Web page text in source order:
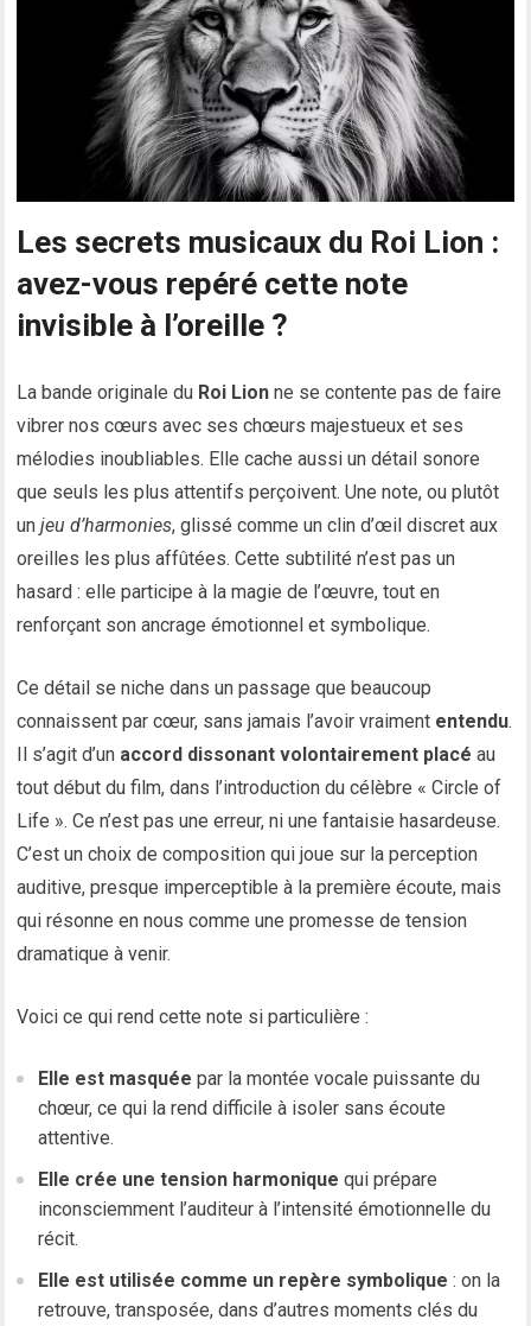
Les secrets musicaux du Roi Lion :
avez-vous repéré cette note
invisible à l’oreille ?
La bande originale du Roi Lion ne se contente pas de faire
vibrer nos cœurs avec ses chœurs majestueux et ses
mélodies inoubliables. Elle cache aussi un détail sonore
que seuls les plus attentifs perçoivent. Une note, ou plutôt
unjeu d’harmonies, glissé comme un clin d’œil discret aux
oreilles les plus affûtées. Cette subtilité n’est pas un
hasard : elle participe à la magie de l’œuvre, tout en
renforçant son ancrage émotionnel et symbolique.
Ce détail se niche dans un passage que beaucoup
connaissent par cœur, sans jamais l’avoir vraiment entendu.
Il s’agit d’un accord dissonant volontairement placé au
tout début du film, dans l’introduction du célèbre « Circle of
Life ». Ce n’est pas une erreur, ni une fantaisie hasardeuse.
C’est un choix de composition qui joue sur la perception
auditive, presque imperceptible à la première écoute, mais
qui résonne en nous comme une promesse de tension
dramatique à venir.
Voici ce qui rend cette note si particulière :
Elle est masquée par la montée vocale puissante du
chœur, ce qui la rend difficile à isoler sans écoute
attentive.
Elle crée une tension harmonique qui prépare
inconsciemment l’auditeur à l’intensité émotionnelle du
récit.
Elle est utilisée comme un repère symbolique : on la
retrouve, transposée, dans d’autres moments clés du